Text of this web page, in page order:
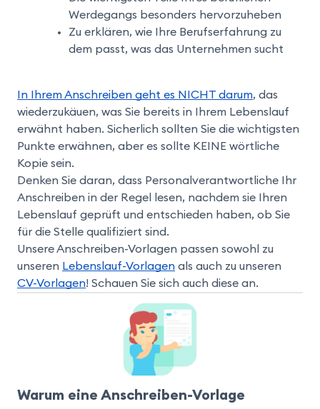
würde gerne als [Rolle] Teil von [Unternehmen] werden. Ich
glaube, dass meine Fähigkeiten in [Bereich] dem
Unternehmen bei [Zielen] helfen können."
Bedanken Sie sich beim Personalverantwortlichen für das
Lesen des Anschreibens und schließen Sie es mit einer
Aufforderung zum Handeln ab, z. B. "Vielen Dank für die
Berücksichtigung meiner Bewerbung. Ich freue mich darauf,
von Ihnen zu hören und mehr über die Stelle zu erfahren. Mit
freundlichen Grüßen, [Name]."
Werdegangs besonders hervorzuheben
Zu erklären, wie Ihre Berufserfahrung zu
dem passt, was das Unternehmen sucht
In Ihrem Anschreiben geht es NICHT darum, das
wiederzukäuen, was Sie bereits in Ihrem Lebenslauf
erwähnt haben. Sicherlich sollten Sie die wichtigsten
Punkte erwähnen, aber es sollte KEINE wörtliche
Kopie sein.
Denken Sie daran, dass Personalverantwortliche Ihr
Anschreiben in der Regel lesen, nachdem sie Ihren
Lebenslauf geprüft und entschieden haben, ob Sie
für die Stelle qualifiziert sind.
Unsere Anschreiben-Vorlagen passen sowohl zu
unseren Lebenslauf-Vorlagen als auch zu unseren
CV-Vorlagen! Schauen Sie sich auch diese an.
Warum eine Anschreiben-Vorlage